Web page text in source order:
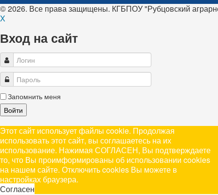
© 2026. Все права защищены. КГБПОУ "Рубцовский
X
Вход на сайт
Запомнить меня
Войти
Этот сайт использует файлы cookie. Продолжая
использовать этот сайт, вы соглашаетесь на их
использование. Нажимая СОГЛАСЕН, Вы подтверждаете
то, что Вы проимформированы об использовании cookies
на нашем сайте. Отключить cookies Вы можете в
настройках браузера.
Согласен